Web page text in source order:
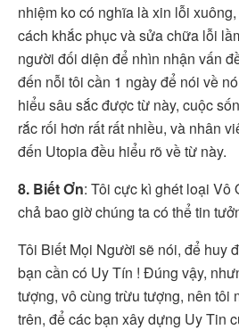
nhiệm ko có nghĩa là xin lỗi
cách khắc phục và sửa chữa lỗi
người đối diện để nhìn nhận vấn
đến nỗi tôi cần 1 ngày để nói về
hiểu sâu sắc được từ này, cuộc
rắc rối hơn rất rất nhiều, và nhân
đến Utopia đều hiểu rõ về từ này.
8. Biết Ơn: Tôi cực kì ghét loại Vô
chả bao giờ chúng ta có thể tin
Tôi Biết Mọi Người sẽ nói, để huy
bạn cần có Uy Tín ! Đúng vậy,
tượng, vô cùng trừu tượng, nên tôi
trên, để các bạn xây dựng Uy Tin